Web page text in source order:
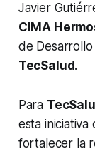
Javier
CIMA
de
TecSalud.
Para
esta
fortalecer la